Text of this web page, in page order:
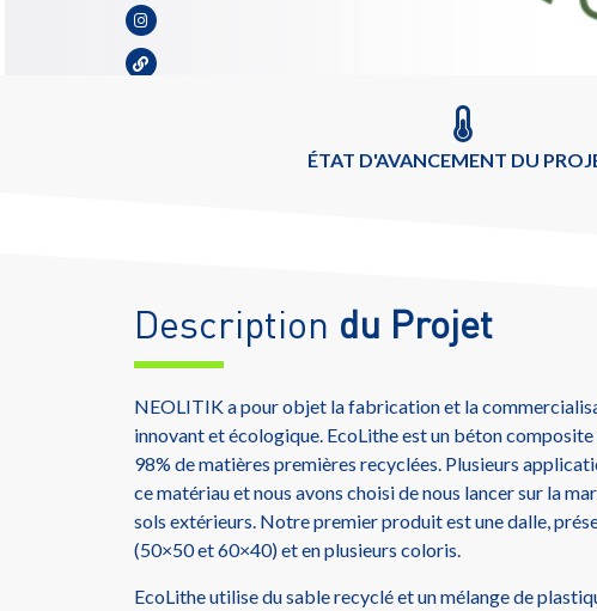
ÉTAT D'AVANCEMENT DU
Description du Projet
NEOLITIK a pour objet la fabrication et la
innovant et écologique. EcoLithe est un béton
98% de matières premières recyclées. Plusieurs
ce matériau et nous avons choisi de nous lancer sur la
sols extérieurs. Notre premier produit est une dalle,
(50×50 et 60×40) et en plusieurs coloris.
EcoLithe utilise du sable recyclé et un mélange de